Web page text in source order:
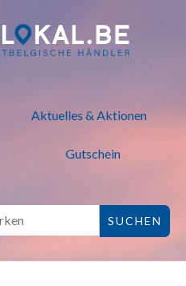
Bei lokalen
Aktuelles & Aktionen
Gutschein